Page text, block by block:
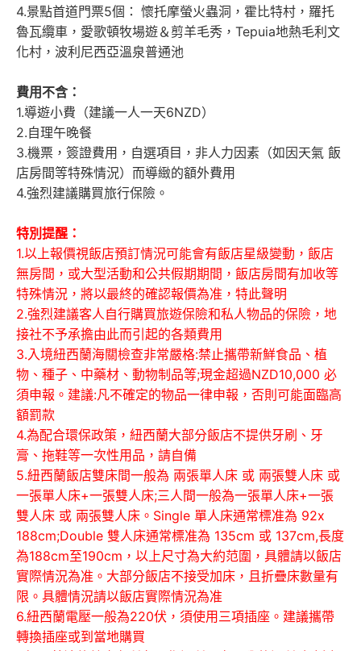
4.景點首道門票5個： 懷托摩螢火蟲洞，霍比特村，羅托
魯瓦纜車，愛歌頓牧場遊＆剪羊毛秀，Tepuia地熱毛利文
化村，波利尼西亞溫泉普通池
費用不含：
1.導遊小費（建議一人一天6NZD）
2.自理午晚餐
3.機票，簽證費用，自選項目，非人力因素（如因天氣 飯
店房間等特殊情況）而導緻的額外費用
4.強烈建議購買旅行保險。
特別提醒：
1.以上報價視飯店預訂情況可能會有飯店星級變動，飯店
無房間，或大型活動和公共假期期間，飯店房間有加收等
特殊情況，將以最終的確認報價為准，特此聲明
2.強烈建議客人自行購買旅遊保險和私人物品的保險，地
接社不予承擔由此而引起的各類費用
3.入境紐西蘭海關檢查非常嚴格:禁止攜帶新鮮食品、植
物、種子、中藥材、動物制品等;現金超過NZD10,000 必
須申報。建議:凡不確定的物品一律申報，否則可能面臨高
額罰款
4.為配合環保政策，紐西蘭大部分飯店不提供牙刷、牙
膏、拖鞋等一次性用品，請自備
5.紐西蘭飯店雙床間一般為 兩張單人床 或 兩張雙人床 或
一張單人床+一張雙人床;三人間一般為一張單人床+一張
雙人床 或 兩張雙人床。Single 單人床通常標准為 92x
188cm;Double 雙人床通常標准為 135cm 或 137cm,長度
為188cm至190cm，以上尺寸為大約范圍，具體請以飯店
實際情況為准。大部分飯店不接受加床，且折疊床數量有
限。具體情況請以飯店實際情況為准
6.紐西蘭電壓一般為220伏，須使用三項插座。建議攜帶
轉換插座或到當地購買